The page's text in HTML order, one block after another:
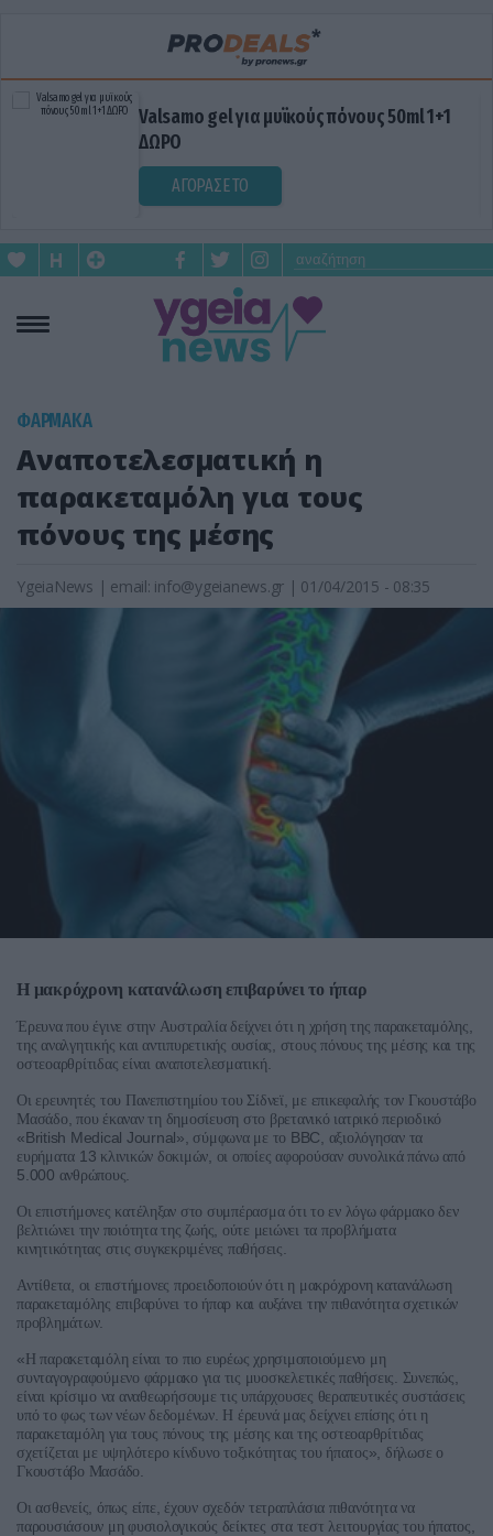
Valsamo gel για μυϊκούς πόνους 50ml 1+1
ΔΩΡΟ
ΑΓΟΡΑΣΕ ΤΟ
ΦΑΡΜΑΚΑ
Αναποτελεσματική η
παρακεταμόλη για τους
πόνους της μέσης
YgeiaNews | email: info@ygeianews.gr | 01/04/2015 - 08:35
Η μακρόχρονη κατανάλωση επιβαρύνει το ήπαρ
Έρευνα που έγινε στην Αυστραλία δείχνει ότι η χρήση της παρακεταμόλης
της αναλγητικής και αντιπυρετικής ουσίας στους πόνους της μέσης και της
οστεοαρθρίτιδας είναι αναποτελεσματική
Οι ερευνητές του Πανεπιστημίου του Σίδνεϊ, με επικεφαλής τον Γκουστάβο
Μασάδο που έκαναν τη δημοσίευση στο βρετανικό ιατρικό περιοδικό
«British Medical Journal», σύμφωνα με το BBC, αξιολόγησαν τα
ευρήματα 13 κλινικών δοκιμών οι οποίες αφορούσαν συνολικά πάνω από
5.000 ανθρώπους
Οι επιστήμονες κατέληξαν στο συμπέρασμα ότι το εν λόγω φάρμακο δεν
βελτιώνει την ποιότητα της ζωής ούτε μειώνει τα προβλήματα
κινητικότητας στις συγκεκριμένες παθήσεις
Αντίθετα οι επιστήμονες προειδοποιούν ότι η μακρόχρονη κατανάλωση
παρακεταμόλης επιβαρύνει το ήπαρ και αυξάνει την πιθανότητα σχετικών
προβλημάτων.
« Η παρακεταμόλη είναι το πιο ευρέως χρησιμοποιούμενο μη
συνταγογραφούμενο φάρμακο για τις μυοσκελετικές παθήσεις Συνεπώς
είναι κρίσιμο να αναθεωρήσουμε τις υπάρχουσες θεραπευτικές συστάσεις
υπό το φως των νέων δεδομένων. Η έρευνά μας δείχνει επίσης ότι η
παρακεταμόλη για τους πόνους της μέσης και της οστεοαρθρίτιδας
σχετίζεται με υψηλότερο κίνδυνο τοξικότητας του ήπατος», δήλωσε ο
Γκουστάβο Μασάδο
Οι ασθενείς όπως είπε έχουν σχεδόν τετραπλάσια πιθανότητα να
παρουσιάσουν μη φυσιολογικούς δείκτες στα τεστ λειτουργίας του ήπατος